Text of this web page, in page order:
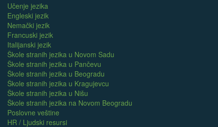
Učenje jezika
Engleski jezik
Nemački jezik
Francuski jezik
Italijanski jezik
Škole stranih jezika u Novom Sadu
Škole stranih jezika u Pančevu
Škole stranih jezika u Beogradu
Škole stranih jezika u Kragujevcu
Škole stranih jezika u Nišu
Škole stranih jezika na Novom Beogradu
Poslovne veštine
HR / Ljudski resursi